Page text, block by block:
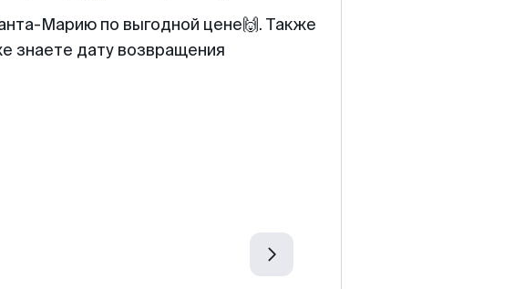
Марию по выгодной цене🙌. Также
знаете дату возвращения